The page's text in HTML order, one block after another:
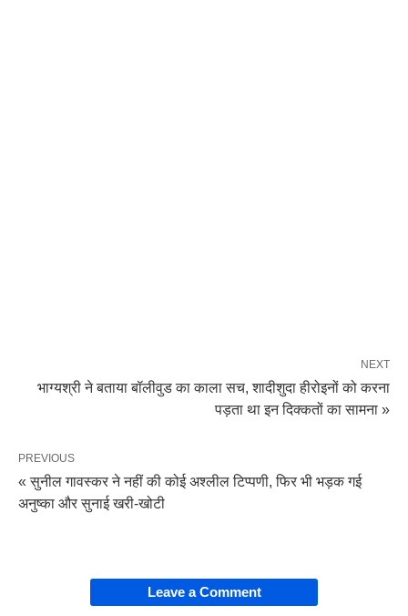
NEXT
भाग्यश्री ने बताया बॉलीवुड का काला सच, शादीशुदा हीरोइनों को करना
पड़ता था इन दिक्कतों का सामना »
PREVIOUS
« सुनील गावस्कर ने नहीं की कोई अश्लील टिप्पणी, फिर भी भड़क गई
अनुष्का और सुनाई खरी-खोटी
Leave a Comment